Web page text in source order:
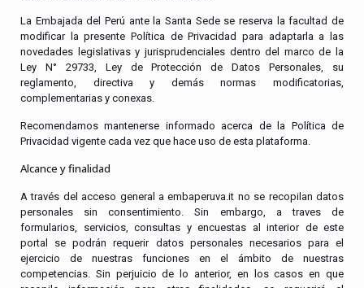
La Embajada del Perú ante la Santa Sede se reserva la facultad de
modificar la presente Política de Privacidad para adaptarla a las
novedades legislativas y jurisprudenciales dentro del marco de la
Ley N° 29733, Ley de Protección de Datos Personales, su
reglamento, directiva y demás normas modificatorias,
complementarias y conexas.
Recomendamos mantenerse informado acerca de la Política de
Privacidad vigente cada vez que hace uso de esta plataforma.
Alcance y finalidad
A través del acceso general a embaperuva.it no se recopilan datos
personales sin consentimiento. Sin embargo, a traves de
formularios, servicios, consultas y encuestas al interior de este
portal se podrán requerir datos personales necesarios para el
ejercicio de nuestras funciones en el ámbito de nuestras
competencias. Sin perjuicio de lo anterior, en los casos en que